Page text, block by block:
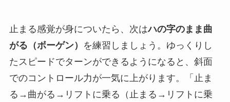
止まる感覚が身についたら、次はハの字のまま曲
がる（ボーゲン）
を練習しましょう。ゆっくりし
たスピードでターンができるようになると、斜面
でのコントロール力が一気に上がります。「止ま
る→曲がる→リフトに乗る（止まる→リフトに乗